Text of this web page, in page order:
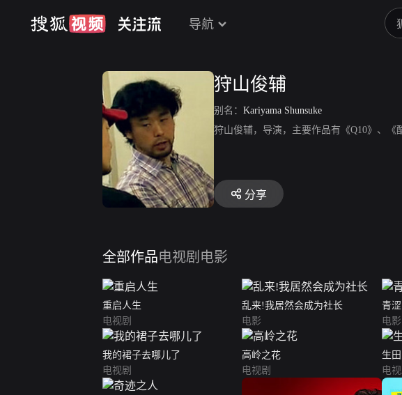
导航
狩山俊辅
别名： Kariyama Shunsuke
狩山俊辅，导演，主要作品有《Q10》、《
分享
全部作品电视剧 电影
重启人生
电视剧
乱来!我居然会成为社长
电影
青
电影
我的裙子去哪儿了
电视剧
高岭之花
电视剧
生
电视